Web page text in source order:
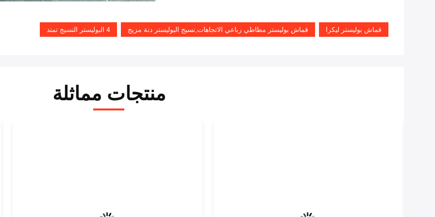
قماش بوليستر ليكرا قماش بوليستر مطاطي رباعي الاتجاهات,نسيج البوليستر دنة مزيج 4 البوليستر النسيج تمتد
منتجات مماثلة